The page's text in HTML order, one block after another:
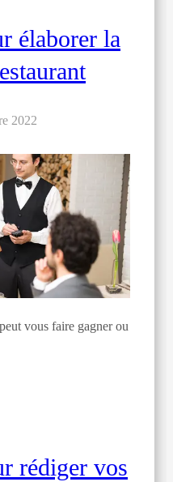
élaborer la
2022
vous faire gagner ou
rédiger vos